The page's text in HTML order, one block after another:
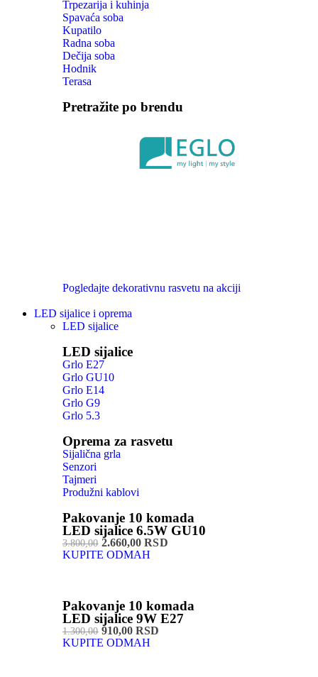
Trpezarija i kuhinja
Spavaća soba
Kupatilo
Radna soba
Dečija soba
Hodnik
Terasa
Pretražite po brendu
Pogledajte dekorativnu rasvetu na akciji
LED sijalice i oprema
LED sijalice
LED sijalice
Grlo E27
Grlo GU10
Grlo E14
Grlo G9
Grlo 5.3
Oprema za rasvetu
Sijalična grla
Senzori
Tajmeri
Produžni kablovi
Pakovanje 10 komada
LED sijalice 6.5W GU10
3.800,002.660,00 RSD
KUPITE ODMAH
Pakovanje 10 komada
LED sijalice 9W E27
1.300,00910,00 RSD
KUPITE ODMAH